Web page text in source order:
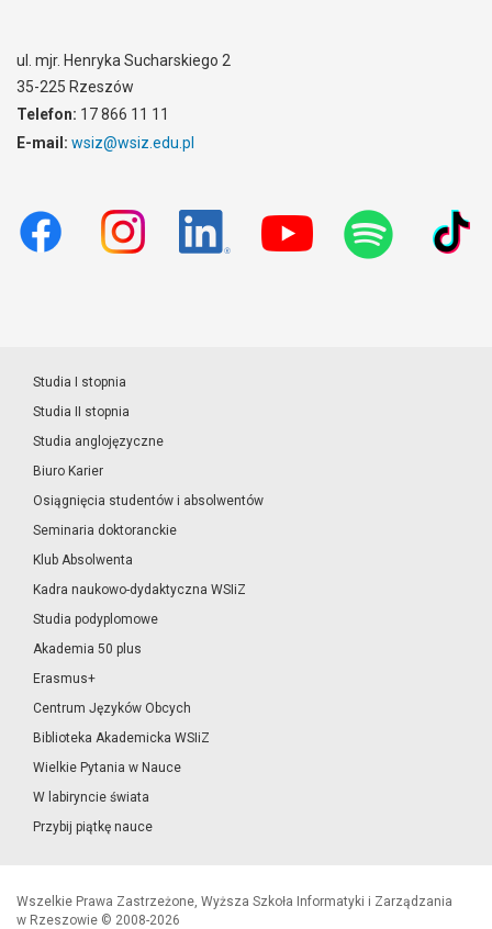
ul. mjr. Henryka Sucharskiego 2
35-225 Rzeszów
Telefon: 17 866 11 11
E-mail: wsiz@wsiz.edu.pl
Studia I stopnia
Studia II stopnia
Studia anglojęzyczne
Biuro Karier
Osiągnięcia studentów i absolwentów
Seminaria doktoranckie
Klub Absolwenta
Kadra naukowo-dydaktyczna WSIiZ
Studia podyplomowe
Akademia 50 plus
Erasmus+
Centrum Języków Obcych
Biblioteka Akademicka WSIiZ
Wielkie Pytania w Nauce
W labiryncie świata
Przybij piątkę nauce
Wszelkie Prawa Zastrzeżone, Wyższa Szkoła Informatyki i Zarządzania
w Rzeszowie © 2008-2026